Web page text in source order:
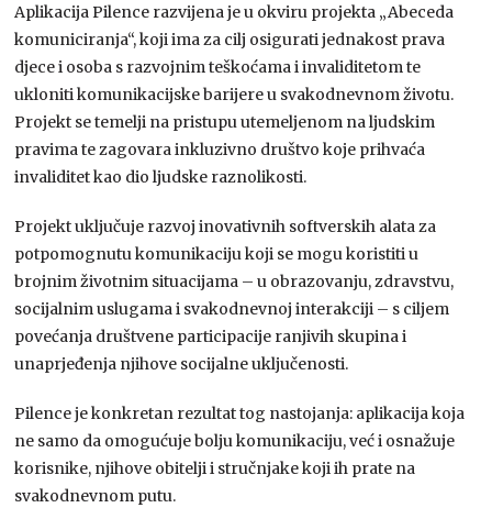
Aplikacija Pilence razvijena je u okviru projekta „Abeceda
komuniciranja“, koji ima za cilj osigurati jednakost prava
djece i osoba s razvojnim teškoćama i invaliditetom te
ukloniti komunikacijske barijere u svakodnevnom životu.
Projekt se temelji na pristupu utemeljenom na ljudskim
pravima te zagovara inkluzivno društvo koje prihvaća
invaliditet kao dio ljudske raznolikosti.
Projekt uključuje razvoj inovativnih softverskih alata za
potpomognutu komunikaciju koji se mogu koristiti u
brojnim životnim situacijama – u obrazovanju, zdravstvu,
socijalnim uslugama i svakodnevnoj interakciji – s ciljem
povećanja društvene participacije ranjivih skupina i
unaprjeđenja njihove socijalne uključenosti.
Pilence je konkretan rezultat tog nastojanja: aplikacija koja
ne samo da omogućuje bolju komunikaciju, već i osnažuje
korisnike, njihove obitelji i stručnjake koji ih prate na
svakodnevnom putu.